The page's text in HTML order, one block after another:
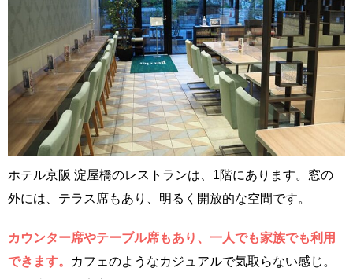
ホテル京阪 淀屋橋のレストランは、1階にあります。窓の
外には、テラス席もあり、明るく開放的な空間です。
カウンター席やテーブル席もあり、一人でも家族でも利用
できます。
カフェのようなカジュアルで気取らない感じ。